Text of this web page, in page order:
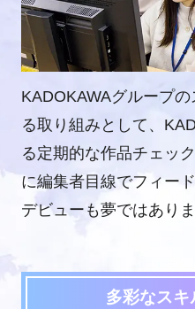
KADOKAWAグループ
る取り組みとして、
る定期的な作品チェッ
に編集者目線でフィー
デビューも夢ではありま
多彩なスキ